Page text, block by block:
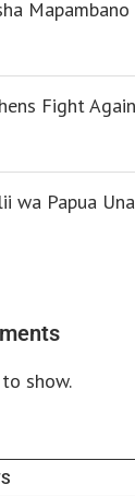
Fight
wa Papua
show.